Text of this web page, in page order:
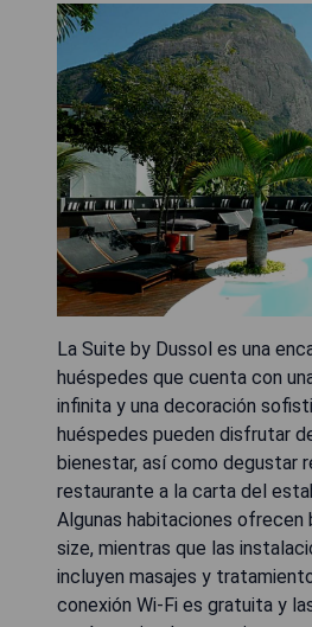
La Suite by Dussol es una
huéspedes que cuenta con
infinita y una decoración
huéspedes pueden disfrutar
bienestar, así como degustar
restaurante a la carta del
Algunas habitaciones ofrecen
size, mientras que las
incluyen masajes y
conexión Wi-Fi es gratuita y